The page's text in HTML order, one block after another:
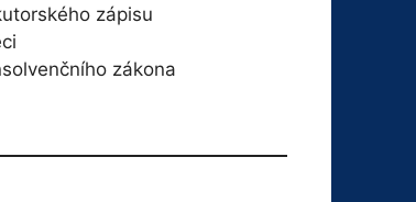
zápisu
zákona